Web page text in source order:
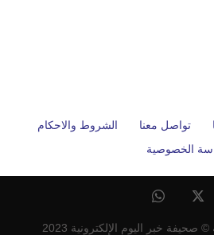
تواصل معنا
الشروط والاحكام
الخصوصية
خبر اليوم الإلكترونية 2023